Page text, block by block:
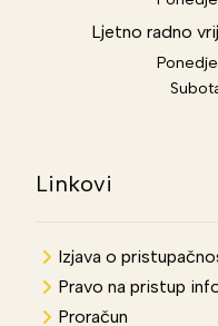
Ljetno radno
Linkovi
Izjava o
Pravo na pristup
Proračun